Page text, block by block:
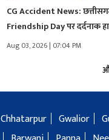
CG Accident News:
Friendship Day पर दर्दनाक
Aug 03, 2026 | 07:04 PM
Chhatarpur Gwalior